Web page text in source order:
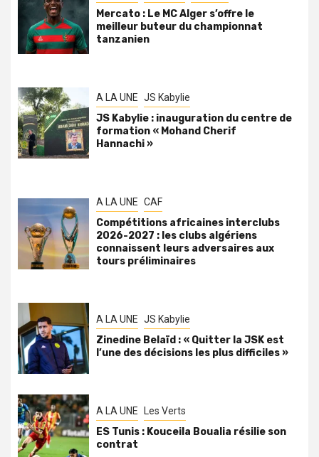
Mercato : Le MC Alger s’offre le
meilleur buteur du championnat
tanzanien
A LA UNE JS Kabylie
JS Kabylie : inauguration du centre de
formation « Mohand Cherif
Hannachi »
A LA UNE CAF
Compétitions africaines interclubs
2026-2027 : les clubs algériens
connaissent leurs adversaires aux
tours préliminaires
A LA UNE JS Kabylie
Zinedine Belaïd : « Quitter la JSK est
l’une des décisions les plus difficiles »
A LA UNE Les Verts
ES Tunis : Kouceila Boualia résilie son
contrat